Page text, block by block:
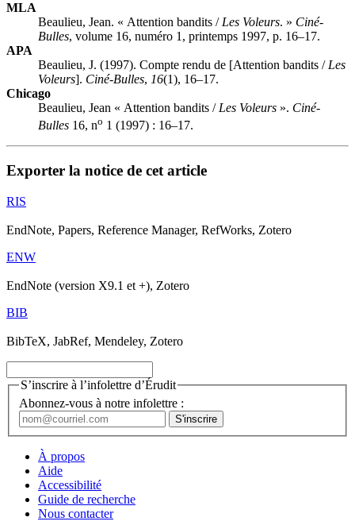
MLA
Beaulieu, Jean. « Attention bandits / Les Voleurs. » Ciné-
Bulles, volume 16, numéro 1, printemps 1997, p. 16–17.
APA
Beaulieu, J. (1997). Compte rendu de [Attention bandits / Les
Voleurs]. Ciné-Bulles, 16(1), 16–17.
Chicago
Beaulieu, Jean « Attention bandits / Les Voleurs ». Ciné-
Bulles 16, no 1 (1997) : 16–17.
Exporter la notice de cet article
RIS
EndNote, Papers, Reference Manager, RefWorks, Zotero
ENW
EndNote (version X9.1 et +), Zotero
BIB
BibTeX, JabRef, Mendeley, Zotero
S’inscrire à l’infolettre d’Érudit
Abonnez-vous à notre infolettre :
À propos
Aide
Accessibilité
Guide de recherche
Nous contacter